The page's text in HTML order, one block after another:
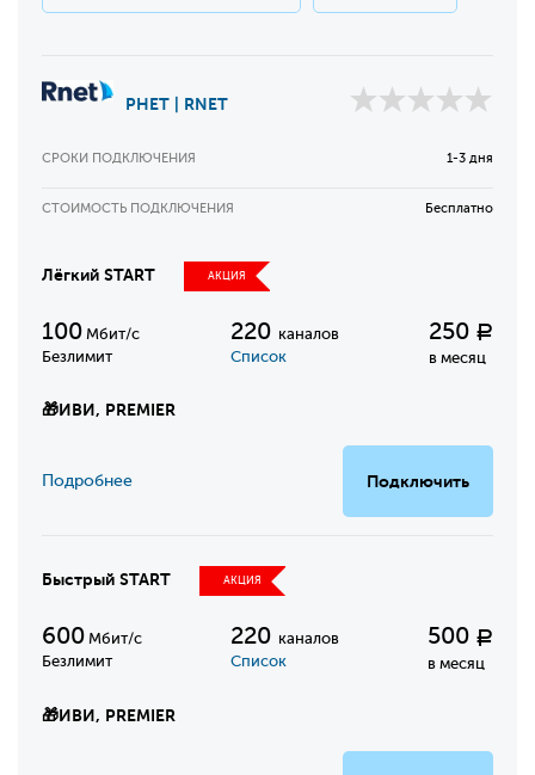
РНЕТ | RNET
СРОКИ ПОДКЛЮЧЕНИЯ 1-3 дня
СТОИМОСТЬ ПОДКЛЮЧЕНИЯ Бесплатно
Лёгкий START АКЦИЯ
100 Мбит/с
Безлимит
220каналов
Список
250 Р
в месяц
🎁ИВИ, PREMIER
Подключить
Подробнее
Быстрый START АКЦИЯ
600 Мбит/с
Безлимит
220 каналов
Список
500 Р
в месяц
🎁ИВИ, PREMIER